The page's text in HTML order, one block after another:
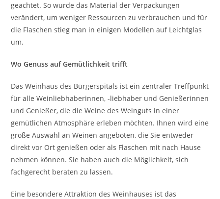
geachtet. So wurde das Material der Verpackungen
verändert, um weniger Ressourcen zu verbrauchen und für
die Flaschen stieg man in einigen Modellen auf Leichtglas
um.
Wo Genuss auf Gemütlichkeit trifft
Das Weinhaus des Bürgerspitals ist ein zentraler Treffpunkt
für alle Weinliebhaberinnen, -liebhaber und Genießerinnen
und Genießer, die die Weine des Weinguts in einer
gemütlichen Atmosphäre erleben möchten. Ihnen wird eine
große Auswahl an Weinen angeboten, die Sie entweder
direkt vor Ort genießen oder als Flaschen mit nach Hause
nehmen können. Sie haben auch die Möglichkeit, sich
fachgerecht beraten zu lassen.
Eine besondere Attraktion des Weinhauses ist das